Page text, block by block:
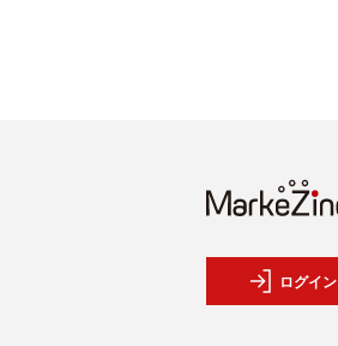
ログイン